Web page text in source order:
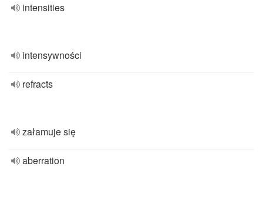
intensities
intensywności
refracts
załamuje się
aberration